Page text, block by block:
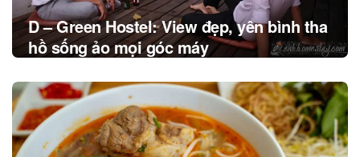
D – Green Hostel: View đẹp, yên bình tha
hồ sống ảo mọi góc máy